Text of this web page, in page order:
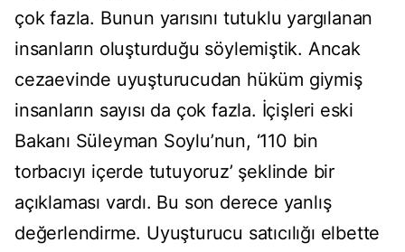
çok fazla. Bunun yarısını tutuklu yargılanan
insanların oluşturduğu söylemiştik. Ancak
cezaevinde uyuşturucudan hüküm giymiş
insanların sayısı da çok fazla. İçişleri eski
Bakanı Süleyman Soylu’nun, ‘110 bin
torbacıyı içerde tutuyoruz’ şeklinde bir
açıklaması vardı. Bu son derece yanlış
değerlendirme. Uyuşturucu satıcılığı elbette